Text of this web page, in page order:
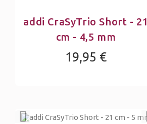
addi CraSyTrio Short - 21
cm - 4,5 mm
19,95 €